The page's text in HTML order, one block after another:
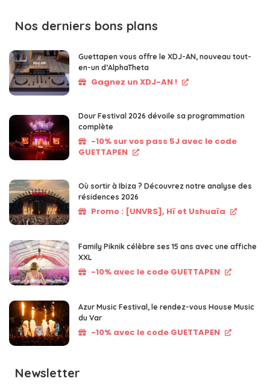
Nos derniers bons plans
Guettapen vous offre le XDJ-AN, nouveau tout-
en-un d’AlphaTheta
Gagnez un XDJ-AN !
Dour Festival 2026 dévoile sa programmation
complète
-10% sur vos pass 5J avec le code
GUETTAPEN
Où sortir à Ibiza ? Découvrez notre analyse des
résidences 2026
Promo : [UNVRS], Hï et Ushuaïa
Family Piknik célèbre ses 15 ans avec une affiche
XXL
-10% avec le code GUETTAPEN
Azur Music Festival, le rendez-vous House Music
du Var
-10% avec le code GUETTAPEN
Newsletter